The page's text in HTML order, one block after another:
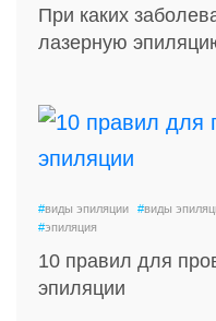
При каких
лазерную
#виды эпиляции #виды
#эпиляция
10 правил для
эпиляции